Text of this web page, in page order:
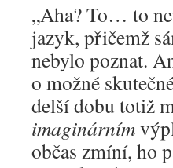
„Aha? To… to
jazyk, přičemž
nebylo poznat.
o možné
delší dobu totiž
imaginárním
občas zmíní, ho